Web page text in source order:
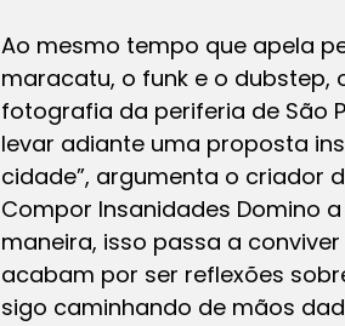
Ao mesmo tempo que apela
maracatu, o funk e o dubstep,
fotografia da periferia de São
levar adiante uma proposta
cidade”, argumenta o criador
Compor Insanidades Domino
maneira, isso passa a
acabam por ser reflexões
sigo caminhando de mãos